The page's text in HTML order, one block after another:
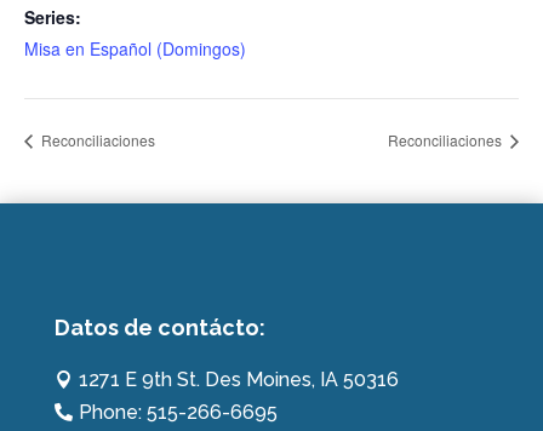
Series:
Misa en Español (Domingos)
Reconciliaciones Reconciliaciones
Datos de contácto:
 1271 E 9th St. Des Moines, IA 50316
 Phone: 515-266-6695